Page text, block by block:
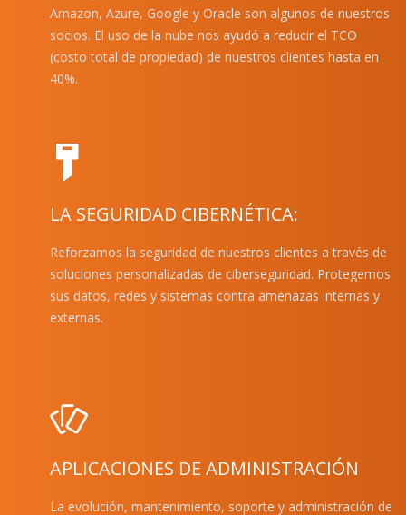
Amazon, Azure, Google y Oracle son algunos de nuestros
socios. El uso de la nube nos ayudó a reducir el TCO
(costo total de propiedad) de nuestros clientes hasta en
40%.
LA SEGURIDAD CIBERNÉTICA:
Reforzamos la seguridad de nuestros clientes a través de
soluciones personalizadas de ciberseguridad. Protegemos
sus datos, redes y sistemas contra amenazas internas y
externas.
APLICACIONES DE ADMINISTRACIÓN
La evolución, mantenimiento, soporte y administración de